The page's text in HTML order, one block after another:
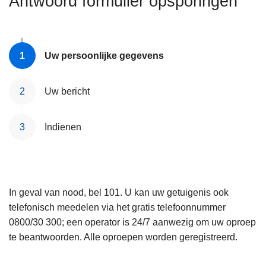
Uw persoonlijke gegevens
Uw bericht
Indienen
In geval van nood, bel 101. U kan uw getuigenis ook
telefonisch meedelen via het gratis telefoonnummer
0800/30 300; een operator is 24/7 aanwezig om uw oproep
te beantwoorden. Alle oproepen worden geregistreerd.